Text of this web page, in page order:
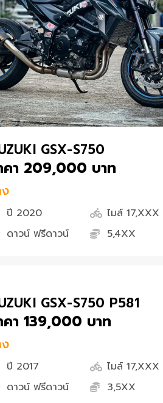
GSX-S750
คา 209,000 บาท
ปี 2020
ไมล์ 17,XXX
ดาวน์ ฟรีดาวน์
5,4XX